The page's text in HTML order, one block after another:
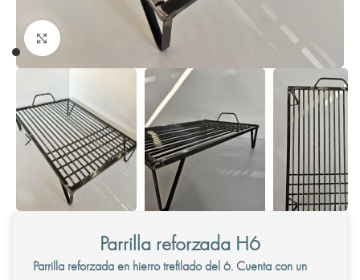
Clic para ampliar
Parrilla reforzada H6
Parrilla reforzada en hierro trefilado del 6. Cuenta con un